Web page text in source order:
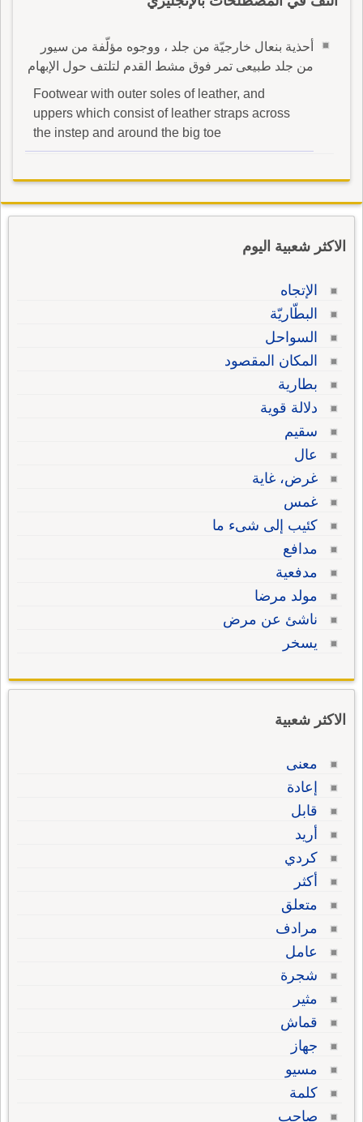
أحذية بنعال خارجيّة من جلد ، ووجوه مؤلّفة من سيور
من جلد طبيعى تمر فوق مشط القدم لتلتف حول الإبهام
Footwear with outer soles of leather, and
uppers which consist of leather straps across
the instep and around the big toe
الاكثر شعبية اليوم
الإتجاه
البطّاريّة
السواحل
المكان المقصود
بطارية
دلالة قوية
سقيم
عال
غرض، غاية
غمس
كئيب إلى شىء ما
مدافع
مدفعية
مولد مرضا
ناشئ عن مرض
يسخر
الاكثر شعبية
معنى
إعادة
قابل
أريد
كردي
أكثر
متعلق
مرادف
عامل
شجرة
مثير
قماش
جهاز
مسيو
كلمة
صاحب